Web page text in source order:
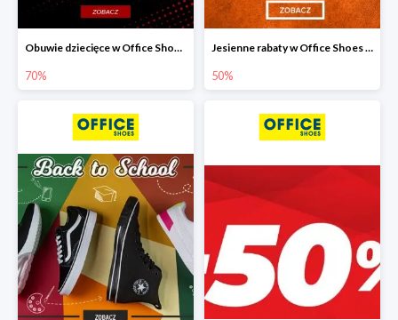
Obuwie dziecięce w Office Shoes do -70%
70%
Jesienne rabaty w Office Shoes do -50%
50%